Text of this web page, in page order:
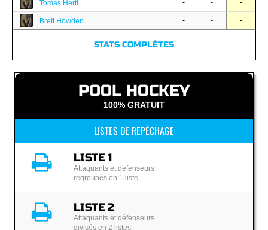
Tomas Hertl - - -
Brett Howden - - -
STATS COMPLÈTES
POOL HOCKEY
100% GRATUIT
LISTES DE REPÊCHAGE
LISTE 1
Attaquants et défenseurs
regroupés en 1 liste.
LISTE 2
Attaquants et défenseurs
divisés en 2 listes.